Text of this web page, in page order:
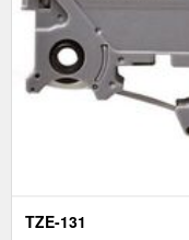
TZE-131